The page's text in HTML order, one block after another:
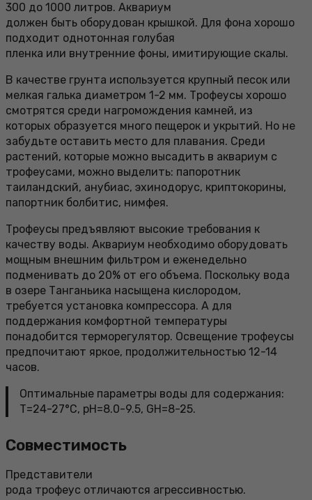
300 до 1000 литров. Аквариум
должен быть оборудован крышкой. Для фона хорошо
подходит однотонная голубая
пленка или внутренние фоны, имитирующие скалы.
В качестве грунта используется крупный песок или
мелкая галька диаметром 1-2 мм. Трофеусы хорошо
смотрятся среди нагромождения камней, из
которых образуется много пещерок и укрытий. Но не
забудьте оставить место для плавания. Среди
растений, которые можно высадить в аквариум с
трофеусами, можно выделить: папоротник
таиландский, анубиас, эхинодорус, криптокорины,
папортник болбитис, нимфея.
Трофеусы предъявляют высокие требования к
качеству воды. Аквариум необходимо оборудовать
мощным внешним фильтром и еженедельно
подменивать до 20% от его объема. Поскольку вода
в озере Танганьика насыщена кислородом,
требуется установка компрессора. А для
поддержания комфортной температуры
понадобится терморегулятор. Освещение трофеусы
предпочитают яркое, продолжительностью 12-14
часов.
Оптимальные параметры воды для содержания:
Т=24-27°С, pH=8.0-9.5, GH=8-25.
Совместимость
Представители
рода трофеус отличаются агрессивностью.